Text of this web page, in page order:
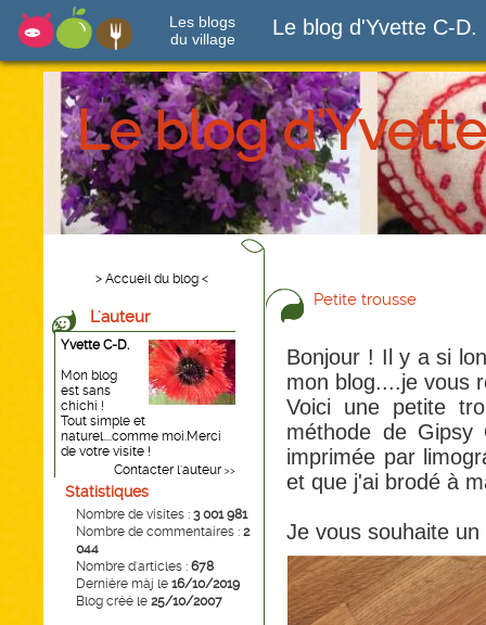
Les blogs
du village
Le blog d'Yvette C-D.
Le blog
> Accueil du blog <
L'auteur
Yvette C-D.
Mon blog
est sans
chichi !
Tout simple et
naturel....comme moi.Merci
de votre visite !
Contacter l'auteur >>
Statistiques
Nombre de visites : 3 001 981
Nombre de commentaires : 2
044
Nombre d'articles : 678
Dernière màj le 16/10/2019
Blog créé le 25/10/2007
Petite trousse
Bonjour ! Il y a si
mon blog....je vous
Voici une petite
méthode de
imprimée par
et que j'ai brodé à
Je vous souhaite